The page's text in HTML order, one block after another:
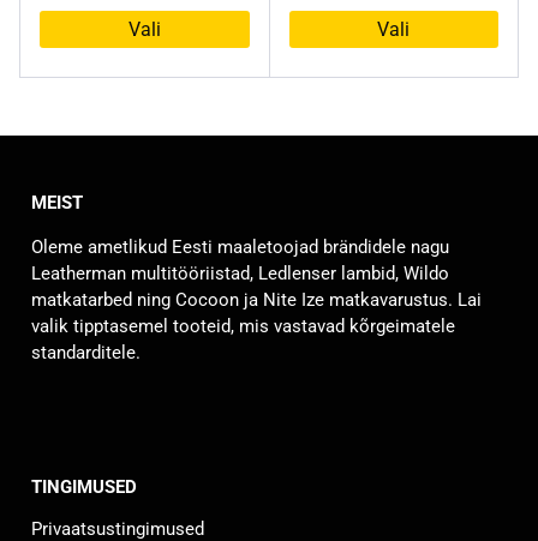
oli:
5,00 €.
on:
3,50 €.
Vali
Valikuid
saab
teha
tootelehel.
Vali
saab
teha
tootelehel.
MEIST
Oleme ametlikud Eesti maaletoojad brändidele nagu
Leatherman multitööriistad, Ledlenser lambid, Wildo
matkatarbed ning Cocoon ja Nite Ize matkavarustus. Lai
valik tipptasemel tooteid, mis vastavad kõrgeimatele
standarditele.
TINGIMUSED
Privaatsustingimused